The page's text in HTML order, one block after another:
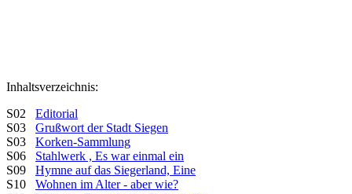
Inhaltsverzeichnis:
S02 Editorial
S03 Grußwort der Stadt Siegen
S03 Korken-Sammlung
S06 Stahlwerk , Es war einmal ein
S09 Hymne auf das Siegerland, Eine
S10 Wohnen im Alter - aber wie?